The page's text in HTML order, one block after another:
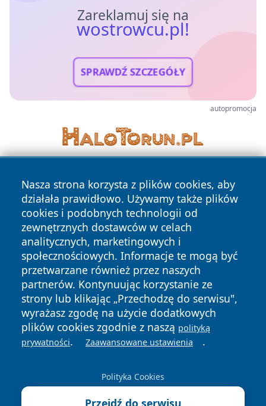
Zareklamuj się na
wostrowcu.pl!
SPRAWDŹ SZCZEGÓŁY
autopromocja
Nasza strona korzysta z plików cookies, aby
działała prawidłowo. Używamy także plików
cookies i podobnych technologii od
zewnętrznych dostawców w celach
analitycznych, marketingowych i
społecznościowych. Informacje te mogą być
przetwarzane również przez naszych
partnerów. Kontynuując korzystanie ze
strony lub klikając „Przechodzę do serwisu",
wyrażasz zgodę na użycie dodatkowych
plików cookies zgodnie z naszą polityką
prywatności. Zaawansowane ustawienia .
Polityka Cookies
Przejdź do serwisu
Copyright © 2026 wostrowcu.pl Wszystkie prawa zastrzeżone.
News Autorzy
Polityka
Prywatności
Polityka
Cookies